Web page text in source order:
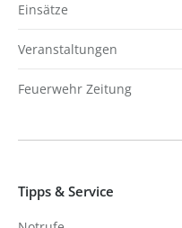
Einsätze
Veranstaltungen
Feuerwehr Zeitung
Tipps & Service